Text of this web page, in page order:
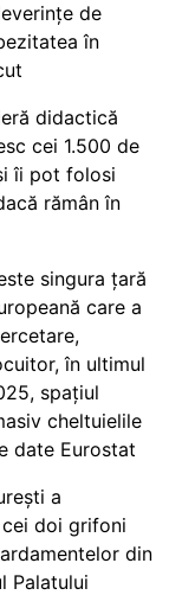
de
în
didactică
cei 1.500 de
îi pot folosi
rămân în
singura țară
care a
în ultimul
spațiul
cheltuielile
date Eurostat
a
doi grifoni
din
Palatului